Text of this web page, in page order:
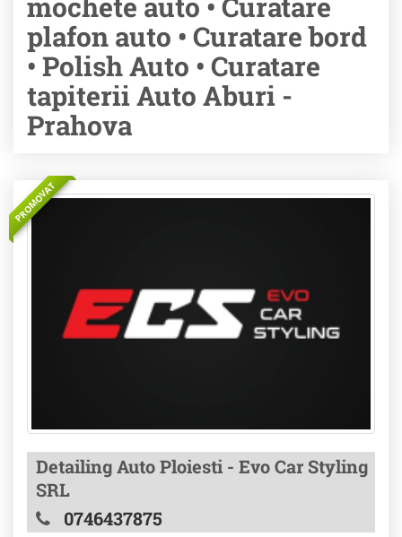
plafon auto • Curatare bord
• Polish Auto • Curatare
tapiterii Auto Aburi -
Prahova
PROMOVAT
Detailing Auto Ploiesti - Evo Car Styling
SRL
0746437875